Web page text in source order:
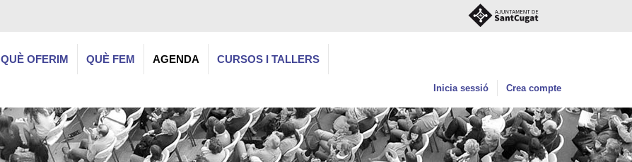
QUÈ OFERIM QUÈ FEM AGENDA CURSOS I TALLERS
Inicia sessió Crea compte